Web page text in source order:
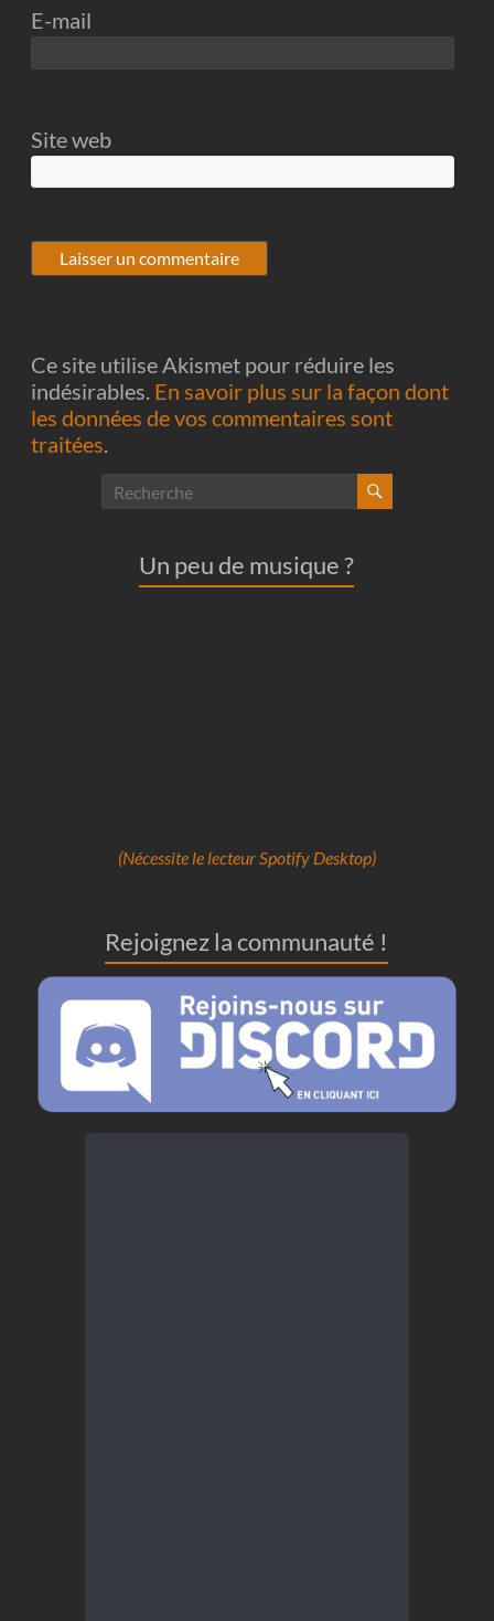
E-mail
Site web
Ce site utilise Akismet pour réduire les
indésirables. En savoir plus sur la façon dont
les données de vos commentaires sont
traitées.
Un peu de musique ?
(Nécessite le lecteur Spotify Desktop)
Rejoignez la communauté !